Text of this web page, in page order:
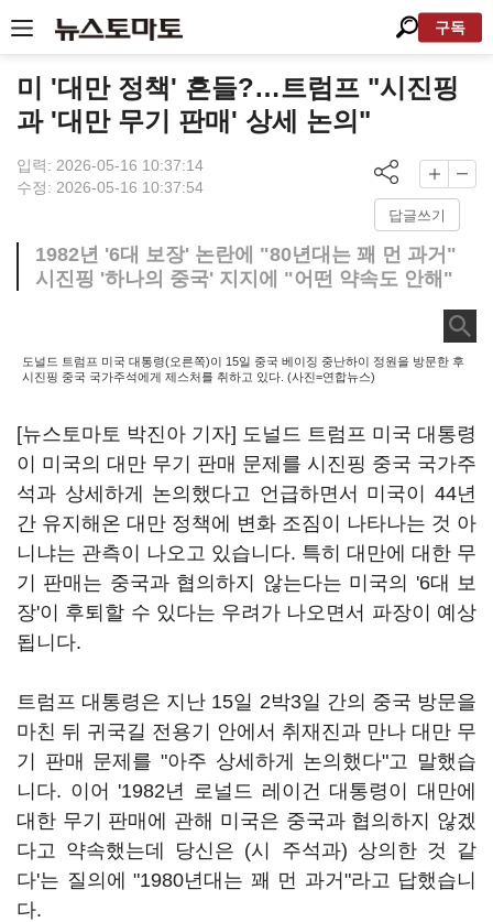
구독
미 '대만 정책' 흔들?…트럼프 "시진핑
과 '대만 무기 판매' 상세 논의"
입력: 2026-05-16 10:37:14
수정: 2026-05-16 10:37:54
답글쓰기
1982년 '6대 보장' 논란에 "80년대는 꽤 먼 과거"
시진핑 '하나의 중국' 지지에 "어떤 약속도 안해"
도널드 트럼프 미국 대통령(오른쪽)이 15일 중국 베이징 중난하이 정원을 방문한 후
시진핑 중국 국가주석에게 제스처를 취하고 있다. (사진=연합뉴스)
[뉴스토마토 박진아 기자] 도널드 트럼프 미국 대통령
이 미국의 대만 무기 판매 문제를 시진핑 중국 국가주
석과 상세하게 논의했다고 언급하면서 미국이 44년
간 유지해온 대만 정책에 변화 조짐이 나타나는 것 아
니냐는 관측이 나오고 있습니다. 특히 대만에 대한 무
기 판매는 중국과 협의하지 않는다는 미국의 '6대 보
장'이 후퇴할 수 있다는 우려가 나오면서 파장이 예상
됩니다.
트럼프 대통령은 지난 15일 2박3일 간의 중국 방문을
마친 뒤 귀국길 전용기 안에서 취재진과 만나 대만 무
기 판매 문제를 "아주 상세하게 논의했다"고 말했습
니다. 이어 '1982년 로널드 레이건 대통령이 대만에
대한 무기 판매에 관해 미국은 중국과 협의하지 않겠
다고 약속했는데 당신은 (시 주석과) 상의한 것 같
다'는 질의에 "1980년대는 꽤 먼 과거"라고 답했습니
다.